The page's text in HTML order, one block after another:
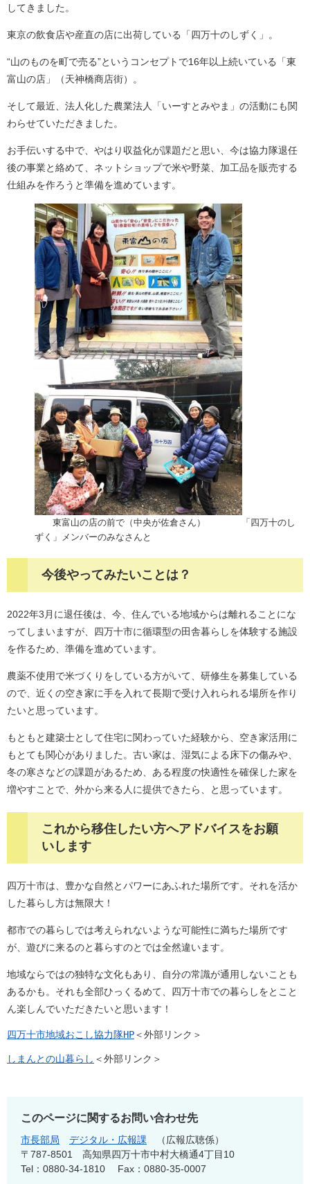
してきました。
東京の飲食店や産直の店に出荷している「四万十のしずく」。
“山のものを町で売る”というコンセプトで16年以上続いている「東
富山の店」（天神橋商店街）。
そして最近、法人化した農業法人「いーすとみやま」の活動にも関
わらせていただきました。
お手伝いする中で、やはり収益化が課題だと思い、今は協力隊退任
後の事業と絡めて、ネットショップで米や野菜、加工品を販売する
仕組みを作ろうと準備を進めています。
東富山の店の前で（中央が佐倉さん） 「四万十のし
ずく」メンバーのみなさんと
今後やってみたいことは？
2022年3月に退任後は、今、住んでいる地域からは離れることにな
ってしまいますが、四万十市に循環型の田舎暮らしを体験する施設
を作るため、準備を進めています。
農薬不使用で米づくりをしている方がいて、研修生を募集している
ので、近くの空き家に手を入れて長期で受け入れられる場所を作り
たいと思っています。
もともと建築士として住宅に関わっていた経験から、空き家活用に
もとても関心がありました。古い家は、湿気による床下の傷みや、
冬の寒さなどの課題があるため、ある程度の快適性を確保した家を
増やすことで、外から来る人に提供できたら、と思っています。
これから移住したい方へアドバイスをお願
いします
四万十市は、豊かな自然とパワーにあふれた場所です。それを活か
した暮らし方は無限大！
都市での暮らしでは考えられないような可能性に満ちた場所です
が、遊びに来るのと暮らすのとでは全然違います。
地域ならではの独特な文化もあり、自分の常識が通用しないことも
あるかも。それも全部ひっくるめて、四万十市での暮らしをとこと
ん楽しんでいただきたいと思います！
四万十市地域おこし協力隊HP＜外部リンク＞
しまんとの山暮らし ＜外部リンク＞
このページに関するお問い合わせ先
市長部局 デジタル・広報課
広報広聴係
〒787-8501
高知県四万十市中村大橋通4丁目10
Tel：0880-34-1810
Fax：0880-35-0007